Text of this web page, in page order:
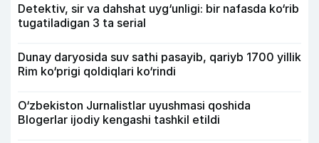
Detektiv, sir va dahshat uyg‘unligi: bir nafasda ko‘rib
tugatiladigan 3 ta serial
Dunay daryosida suv sathi pasayib, qariyb 1700 yillik
Rim ko‘prigi qoldiqlari ko‘rindi
O‘zbekiston Jurnalistlar uyushmasi qoshida
Blogerlar ijodiy kengashi tashkil etildi